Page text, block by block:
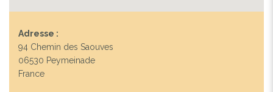
Adresse :
94 Chemin des Saouves
06530 Peymeinade
France